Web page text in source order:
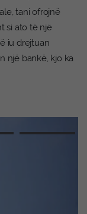
tani ofrojnë
si ato të një
iu drejtuan
një bankë, kjo ka